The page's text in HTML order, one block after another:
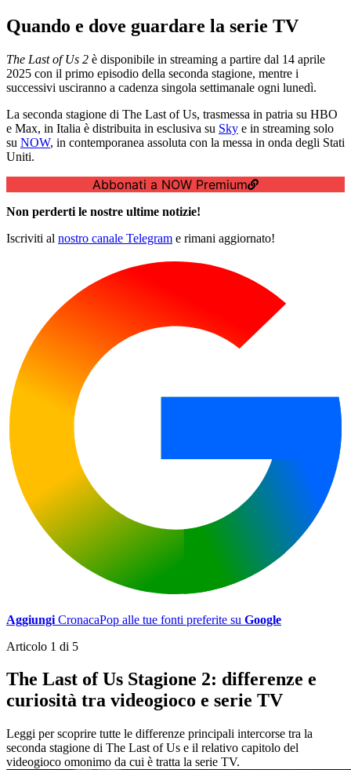
Quando e dove guardare la serie TV
The Last of Us 2 è disponibile in streaming a partire dal 14 aprile
2025 con il primo episodio della seconda stagione, mentre i
successivi usciranno a cadenza singola settimanale ogni lunedì.
La seconda stagione di The Last of Us, trasmessa in patria su HBO
e Max, in Italia è distribuita in esclusiva su Sky e in streaming solo
su NOW, in contemporanea assoluta con la messa in onda degli Stati
Uniti.
Abbonati a NOW Premium
Non perderti le nostre ultime notizie!
Iscriviti al nostro canale Telegram e rimani aggiornato!
Aggiungi CronacaPop alle tue fonti preferite su Google
Articolo 1 di 5
The Last of Us Stagione 2: differenze e
curiosità tra videogioco e serie TV
Leggi per scoprire tutte le differenze principali intercorse tra la
seconda stagione di The Last of Us e il relativo capitolo del
videogioco omonimo da cui è tratta la serie TV.